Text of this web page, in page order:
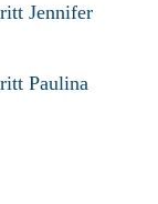
Jennifer
Paulina